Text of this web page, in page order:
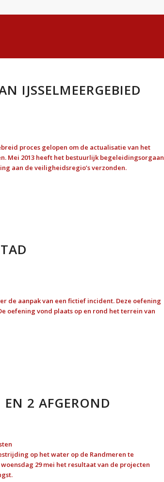
IJSSELMEERGEBIED
proces gelopen om de actualisatie van het
Mei 2013 heeft het bestuurlijk begeleidingsorgaan
aan de veiligheidsregio’s verzonden.
de aanpak van een fictief incident. Deze oefening
oefening vond plaats op en rond het terrein van
EN 2 AFGEROND
op het water op de Randmeren te
29 mei het resultaat van de projecten